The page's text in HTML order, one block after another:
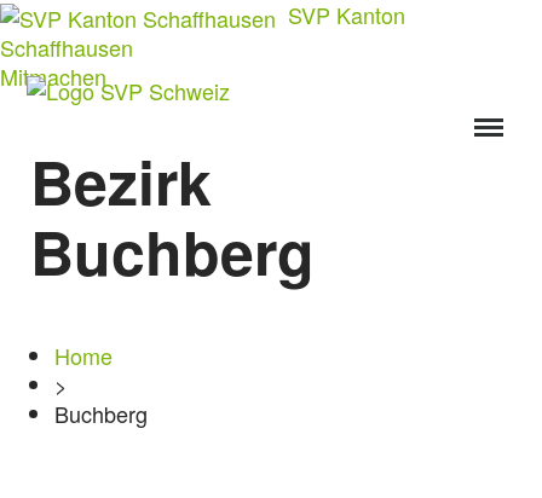
SVP Kanton
Schaffhausen
Mitmachen
Bezirk
Buchberg
Home
>
Buchberg